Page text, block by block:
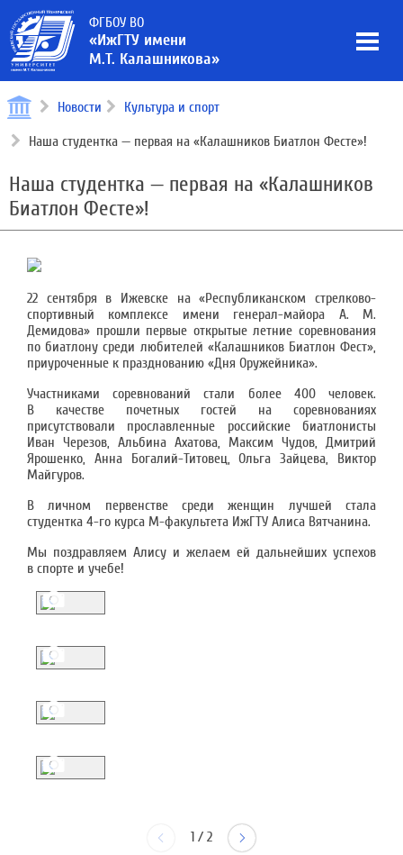
ФГБОУ ВО
«ИжГТУ имени
М.Т. Калашникова»
Новости Культура и спорт
Наша студентка — первая на «Калашников Биатлон Фесте»!
Наша студентка — первая на «Калашников
Биатлон Фесте»!
22 сентября в Ижевске на «Республиканском стрелково-
спортивный комплексе имени генерал-майора А. М.
Демидова» прошли первые открытые летние соревнования
по биатлону среди любителей «Калашников Биатлон Фест»,
приуроченные к празднованию «Дня Оружейника».
Участниками соревнований стали более 400 человек.
В качестве почетных гостей на соревнованиях
присутствовали прославленные российские биатлонисты
Иван Черезов, Альбина Ахатова, Максим Чудов, Дмитрий
Ярошенко, Анна Богалий-Титовец, Ольга Зайцева, Виктор
Майгуров.
В личном первенстве среди женщин лучшей стала
студентка 4-го курса М-факультета ИжГТУ Алиса Вятчанина.
Мы поздравляем Алису и желаем ей дальнейших успехов
в спорте и учебе!
1 / 2